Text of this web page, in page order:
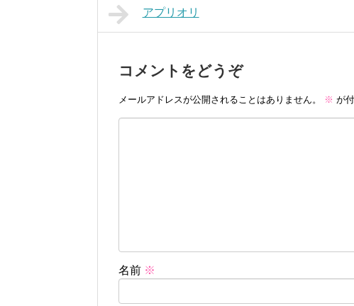
アプリオリ
コメントをどうぞ
メールアドレスが公開されることはありません。 ※ が
名前 ※